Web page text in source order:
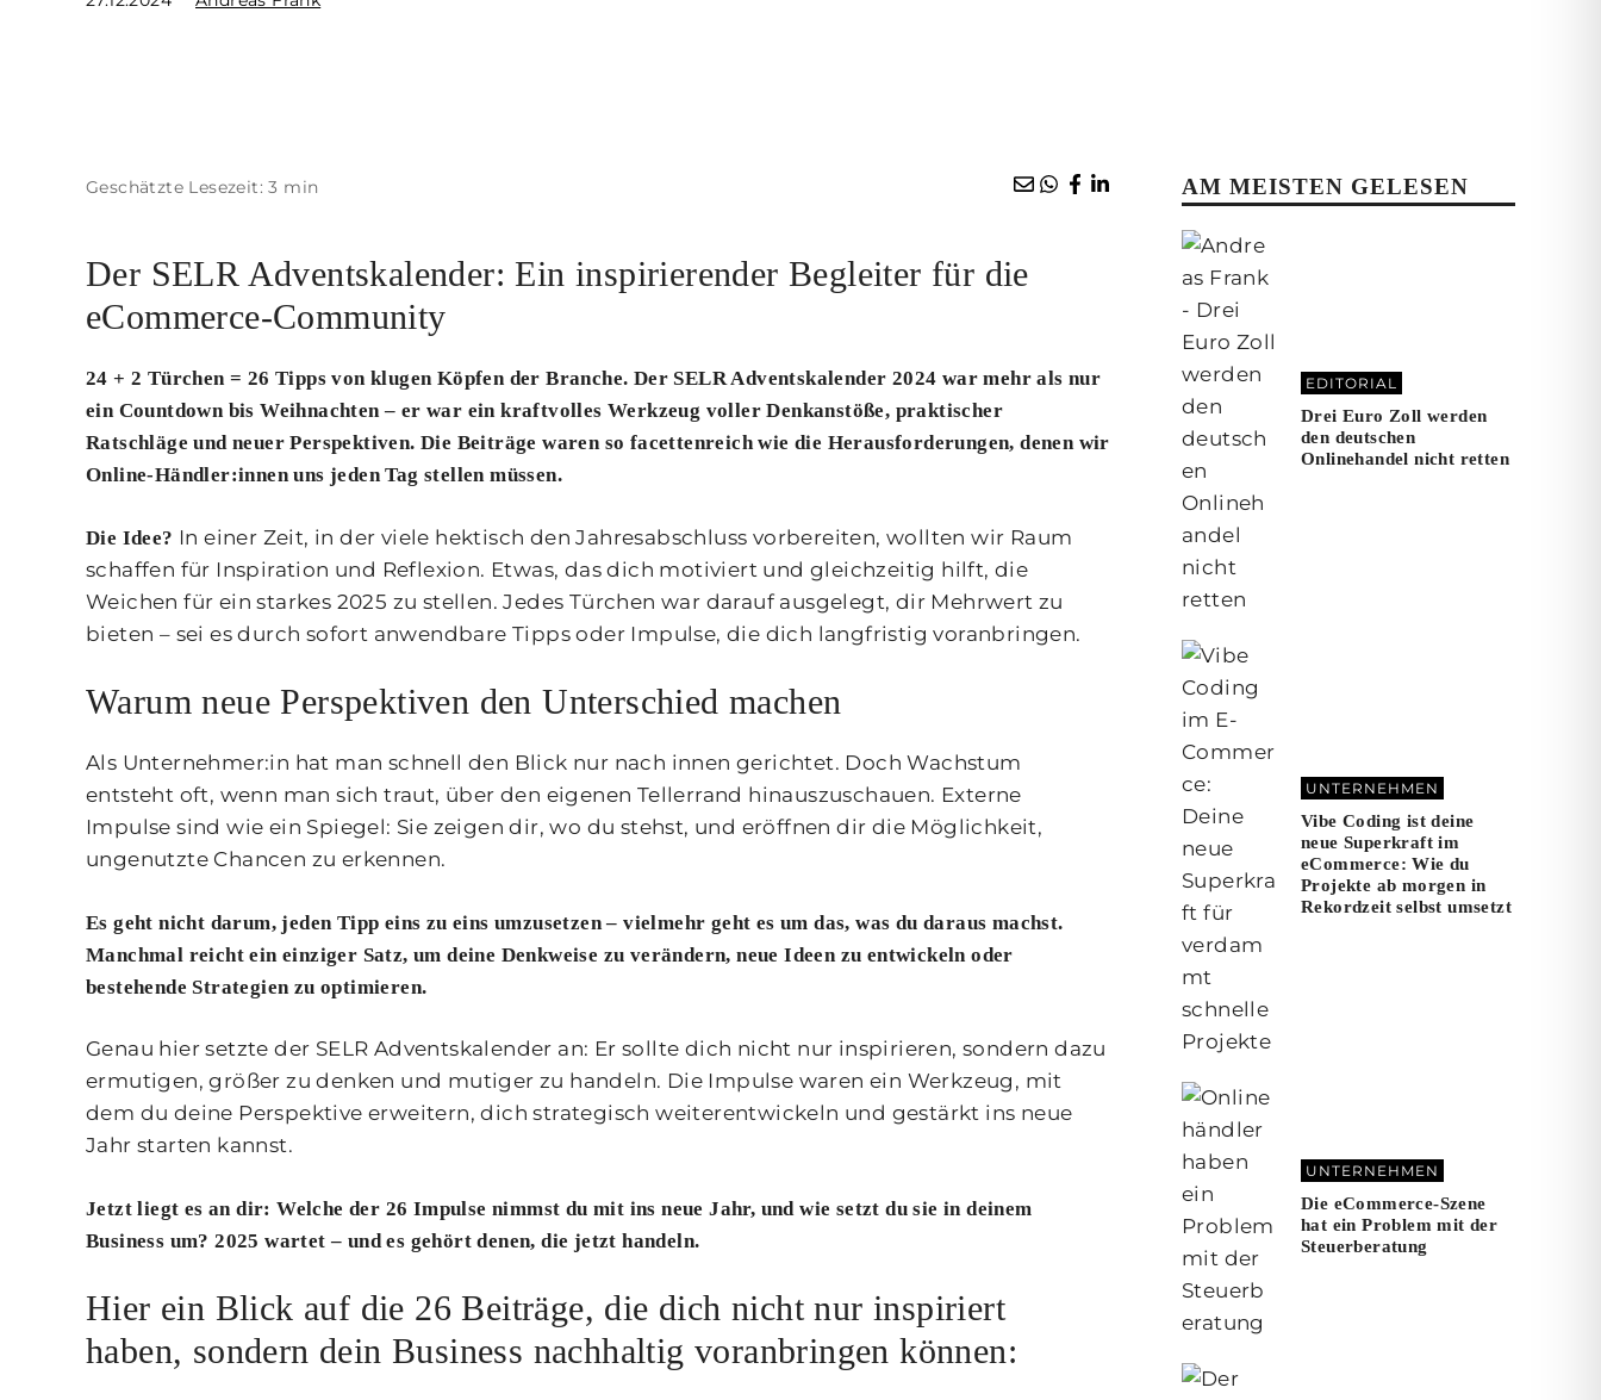
Geschätzte Lesezeit: 3 min
Der SELR Adventskalender: Ein inspirierender Begleiter für die
eCommerce-Community
24 + 2 Türchen = 26 Tipps von klugen Köpfen der Branche. Der SELR Adventskalender 2024 war mehr als nur
ein Countdown bis Weihnachten – er war ein kraftvolles Werkzeug voller Denkanstöße, praktischer
Ratschläge und neuer Perspektiven. Die Beiträge waren so facettenreich wie die Herausforderungen, denen wir
Online-Händler:innen uns jeden Tag stellen müssen.
Die Idee? In einer Zeit, in der viele hektisch den Jahresabschluss vorbereiten, wollten wir Raum
schaffen für Inspiration und Reflexion. Etwas, das dich motiviert und gleichzeitig hilft, die
Weichen für ein starkes 2025 zu stellen. Jedes Türchen war darauf ausgelegt, dir Mehrwert zu
bieten – sei es durch sofort anwendbare Tipps oder Impulse, die dich langfristig voranbringen.
Warum neue Perspektiven den Unterschied machen
Als Unternehmer:in hat man schnell den Blick nur nach innen gerichtet. Doch Wachstum
entsteht oft, wenn man sich traut, über den eigenen Tellerrand hinauszuschauen. Externe
Impulse sind wie ein Spiegel: Sie zeigen dir, wo du stehst, und eröffnen dir die Möglichkeit,
ungenutzte Chancen zu erkennen.
Es geht nicht darum, jeden Tipp eins zu eins umzusetzen – vielmehr geht es um das, was du daraus machst.
Manchmal reicht ein einziger Satz, um deine Denkweise zu verändern, neue Ideen zu entwickeln oder
bestehende Strategien zu optimieren.
Genau hier setzte der SELR Adventskalender an: Er sollte dich nicht nur inspirieren, sondern dazu
ermutigen, größer zu denken und mutiger zu handeln. Die Impulse waren ein Werkzeug, mit
dem du deine Perspektive erweitern, dich strategisch weiterentwickeln und gestärkt ins neue
Jahr starten kannst.
Jetzt liegt es an dir: Welche der 26 Impulse nimmst du mit ins neue Jahr, und wie setzt du sie in deinem
Business um? 2025 wartet – und es gehört denen, die jetzt handeln.
Hier ein Blick auf die 26 Beiträge, die dich nicht nur inspiriert
haben, sondern dein Business nachhaltig voranbringen können:
AM MEISTEN GELESEN
EDITORIAL
Drei Euro Zoll werden
den deutschen
Onlinehandel nicht retten
UNTERNEHMEN
Vibe Coding ist deine
neue Superkraft im
eCommerce: Wie du
Projekte ab morgen in
Rekordzeit selbst umsetzt
UNTERNEHMEN
Die eCommerce-Szene
hat ein Problem mit der
Steuerberatung